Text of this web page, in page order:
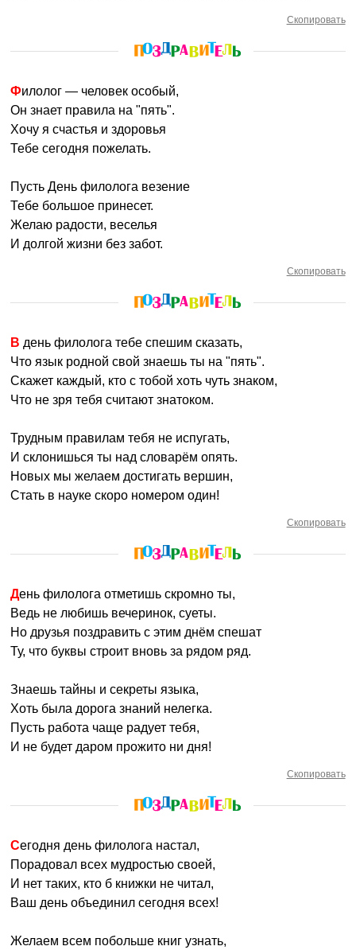
Скопировать
Филолог — человек особый,
Он знает правила на "пять".
Хочу я счастья и здоровья
Тебе сегодня пожелать.
Пусть День филолога везение
Тебе большое принесет.
Желаю радости, веселья
И долгой жизни без забот.
Скопировать
В день филолога тебе спешим сказать,
Что язык родной свой знаешь ты на "пять".
Скажет каждый, кто с тобой хоть чуть знаком,
Что не зря тебя считают знатоком.
Трудным правилам тебя не испугать,
И склонишься ты над словарём опять.
Новых мы желаем достигать вершин,
Стать в науке скоро номером один!
Скопировать
День филолога отметишь скромно ты,
Ведь не любишь вечеринок, суеты.
Но друзья поздравить с этим днём спешат
Ту, что буквы строит вновь за рядом ряд.
Знаешь тайны и секреты языка,
Хоть была дорога знаний нелегка.
Пусть работа чаще радует тебя,
И не будет даром прожито ни дня!
Скопировать
Сегодня день филолога настал,
Порадовал всех мудростью своей,
И нет таких, кто б книжки не читал,
Ваш день объединил сегодня всех!
Желаем всем побольше книг узнать,